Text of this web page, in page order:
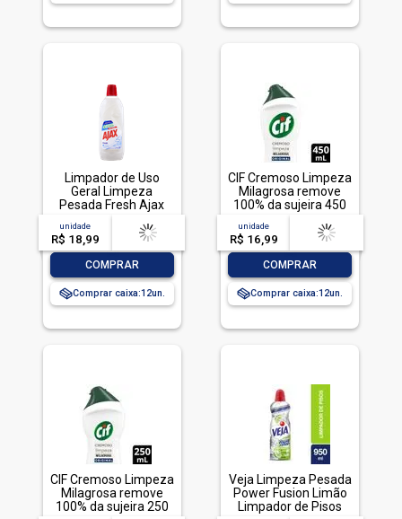
Limpador de Uso
Geral Limpeza
Pesada Fresh Ajax
Frasco 1l
unidade
R$ 18,99
acima de
-- --,--un.
COMPRAR
Comprar caixa:12
CIF Cremoso Limpeza
Milagrosa remove
100% da sujeira 450
ml
unidade
R$ 16,99
acima de
-- --,--un.
COMPRAR
Comprar caixa:12
CIF Cremoso Limpeza
Milagrosa remove
100% da sujeira 250
Veja Limpeza Pesada
Power Fusion Limão
Limpador de Pisos